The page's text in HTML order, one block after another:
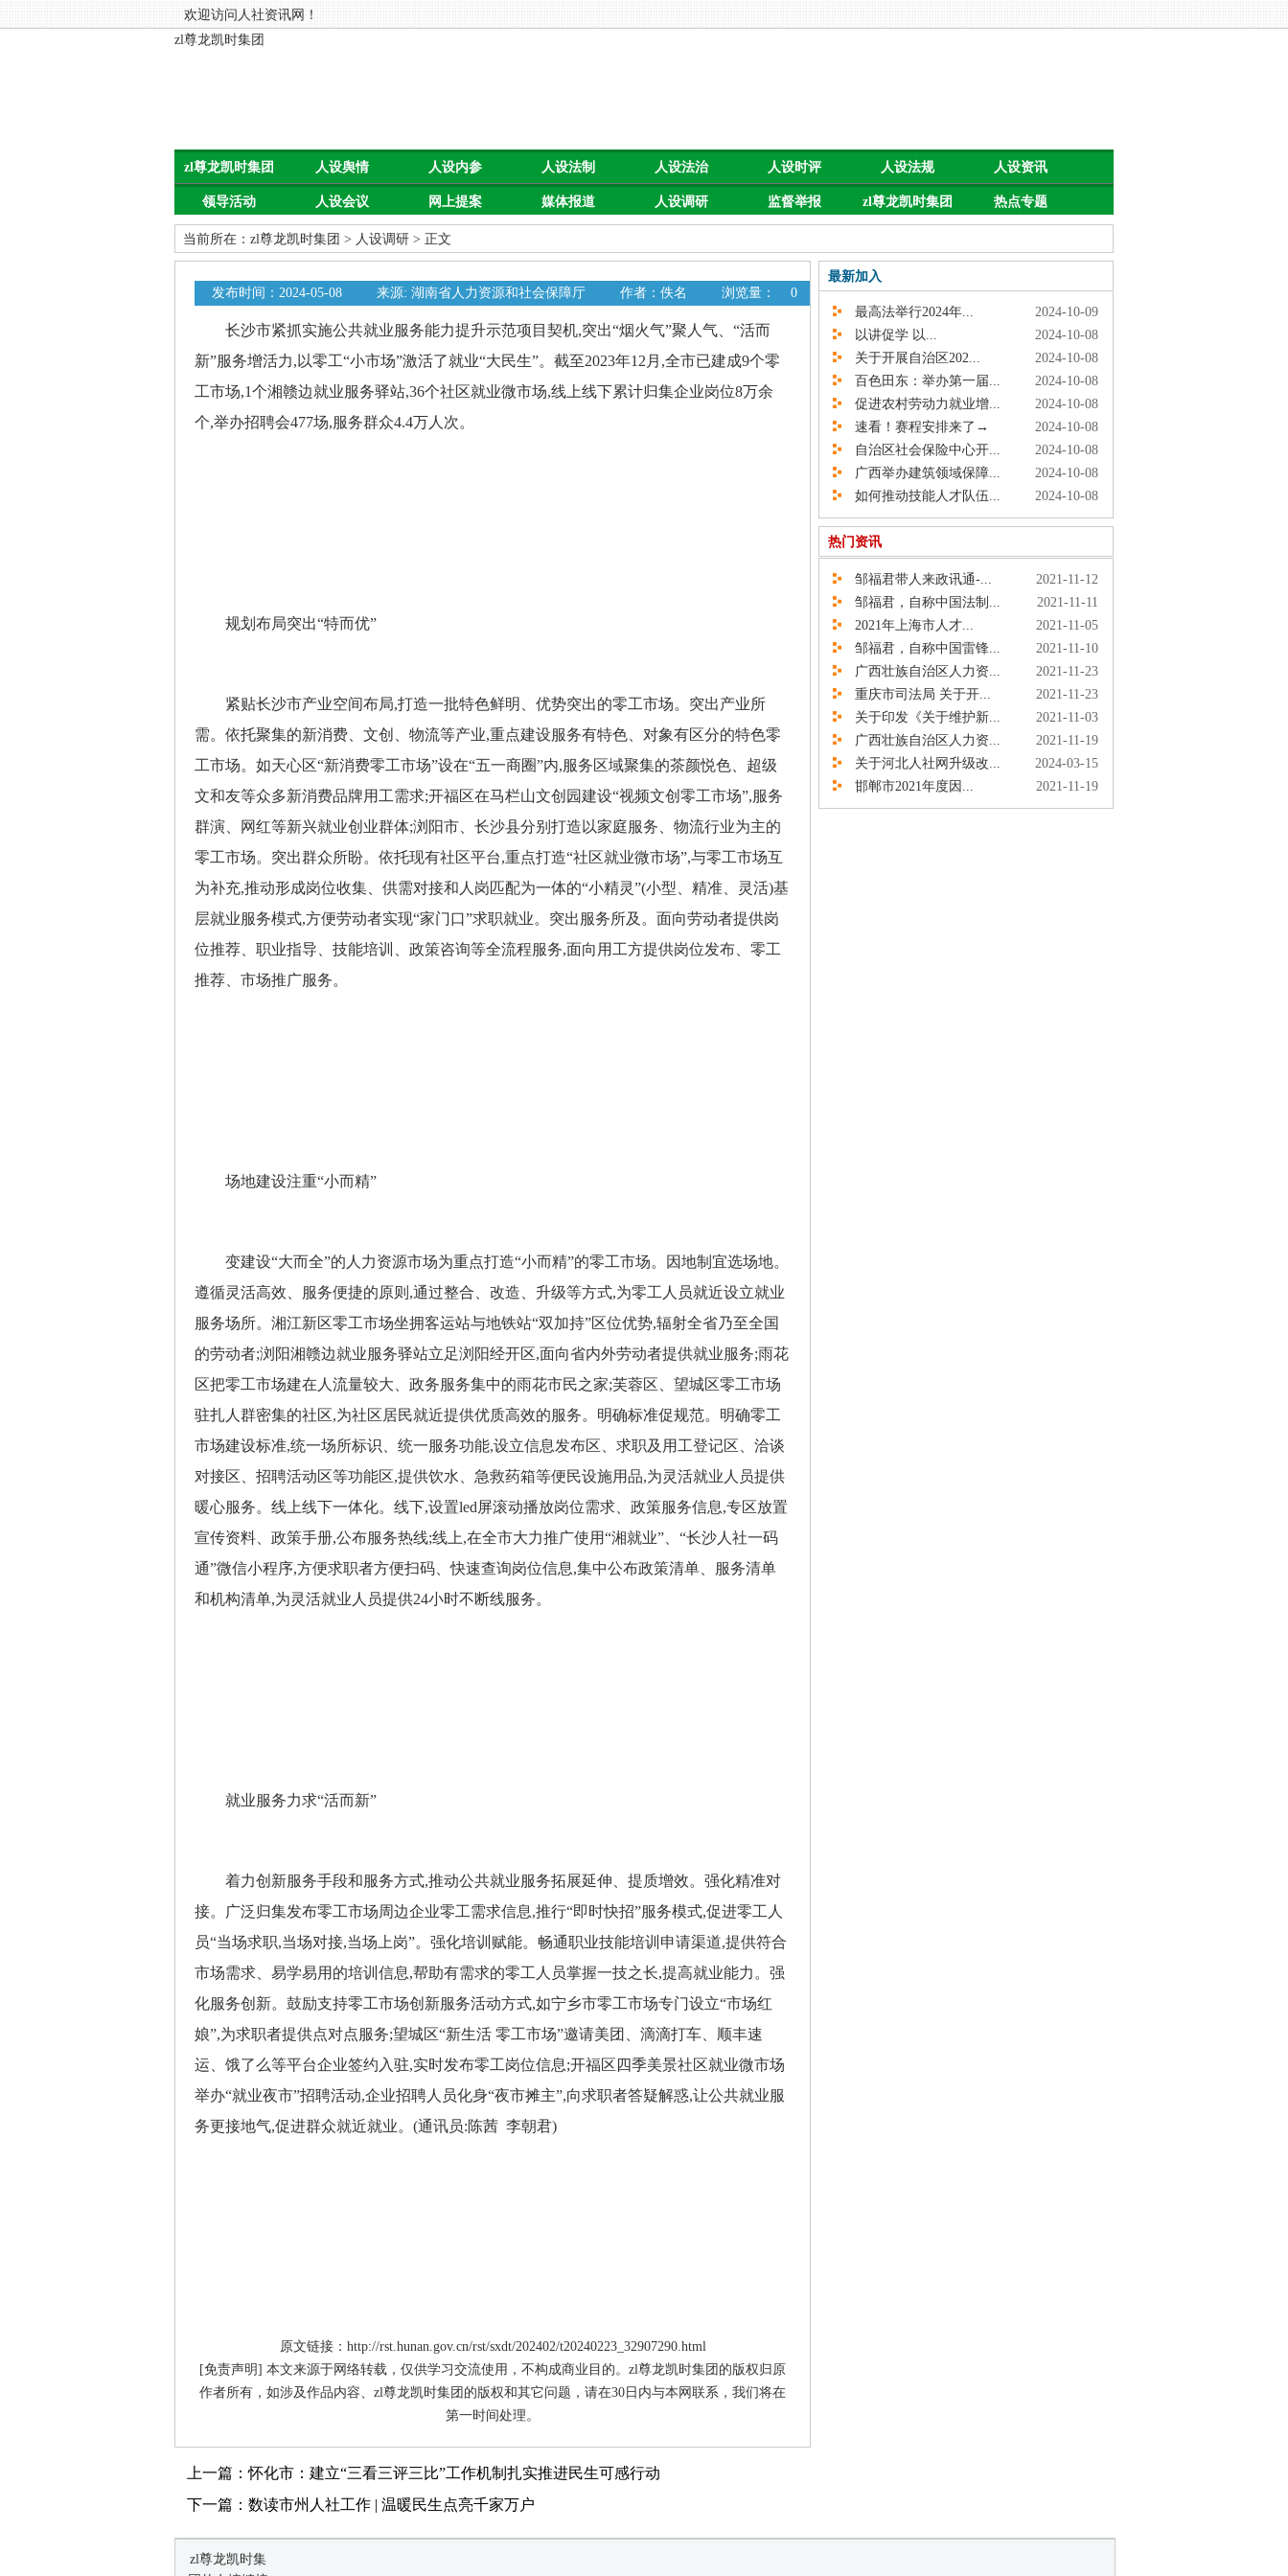
欢迎访问人社资讯网！
zl尊龙凯时集团
zl尊龙凯时集团 人设舆情 人设内参 人设法制 人设法治 人设时评 人设法规 人设资讯
领导活动 人设会议 网上提案 媒体报道 人设调研 监督举报 zl尊龙凯时集团 热点专题
当前所在： zl尊龙凯时集团 > 人设调研 > 正文
发布时间：2024-05-08 来源: 湖南省人力资源和社会保障厅 作者：佚名 浏览量： 0
长沙市紧抓实施公共就业服务能力提升示范项目契机,突出“烟火气”聚人气、“活而
新”服务增活力,以零工“小市场”激活了就业“大民生”。截至2023年12月,全市已建成9个零
工市场,1个湘赣边就业服务驿站,36个社区就业微市场,线上线下累计归集企业岗位8万余
个,举办招聘会477场,服务群众4.4万人次。
规划布局突出“特而优”
紧贴长沙市产业空间布局,打造一批特色鲜明、优势突出的零工市场。突出产业所
需。依托聚集的新消费、文创、物流等产业,重点建设服务有特色、对象有区分的特色零
工市场。如天心区“新消费零工市场”设在“五一商圈”内,服务区域聚集的茶颜悦色、超级
文和友等众多新消费品牌用工需求;开福区在马栏山文创园建设“视频文创零工市场”,服务
群演、网红等新兴就业创业群体;浏阳市、长沙县分别打造以家庭服务、物流行业为主的
零工市场。突出群众所盼。依托现有社区平台,重点打造“社区就业微市场”,与零工市场互
为补充,推动形成岗位收集、供需对接和人岗匹配为一体的“小精灵”(小型、精准、灵活)基
层就业服务模式,方便劳动者实现“家门口”求职就业。突出服务所及。面向劳动者提供岗
位推荐、职业指导、技能培训、政策咨询等全流程服务,面向用工方提供岗位发布、零工
推荐、市场推广服务。
场地建设注重“小而精”
变建设“大而全”的人力资源市场为重点打造“小而精”的零工市场。因地制宜选场地。
遵循灵活高效、服务便捷的原则,通过整合、改造、升级等方式,为零工人员就近设立就业
服务场所。湘江新区零工市场坐拥客运站与地铁站“双加持”区位优势,辐射全省乃至全国
的劳动者;浏阳湘赣边就业服务驿站立足浏阳经开区,面向省内外劳动者提供就业服务;雨花
区把零工市场建在人流量较大、政务服务集中的雨花市民之家;芙蓉区、望城区零工市场
驻扎人群密集的社区,为社区居民就近提供优质高效的服务。明确标准促规范。明确零工
市场建设标准,统一场所标识、统一服务功能,设立信息发布区、求职及用工登记区、洽谈
对接区、招聘活动区等功能区,提供饮水、急救药箱等便民设施用品,为灵活就业人员提供
暖心服务。线上线下一体化。线下,设置led屏滚动播放岗位需求、政策服务信息,专区放置
宣传资料、政策手册,公布服务热线;线上,在全市大力推广使用“湘就业”、“长沙人社一码
通”微信小程序,方便求职者方便扫码、快速查询岗位信息,集中公布政策清单、服务清单
和机构清单,为灵活就业人员提供24小时不断线服务。
就业服务力求“活而新”
着力创新服务手段和服务方式,推动公共就业服务拓展延伸、提质增效。强化精准对
接。广泛归集发布零工市场周边企业零工需求信息,推行“即时快招”服务模式,促进零工人
员“当场求职,当场对接,当场上岗”。强化培训赋能。畅通职业技能培训申请渠道,提供符合
市场需求、易学易用的培训信息,帮助有需求的零工人员掌握一技之长,提高就业能力。强
化服务创新。鼓励支持零工市场创新服务活动方式,如宁乡市零工市场专门设立“市场红
娘”,为求职者提供点对点服务;望城区“新生活 零工市场”邀请美团、滴滴打车、顺丰速
运、饿了么等平台企业签约入驻,实时发布零工岗位信息;开福区四季美景社区就业微市场
举办“就业夜市”招聘活动,企业招聘人员化身“夜市摊主”,向求职者答疑解惑,让公共就业服
务更接地气,促进群众就近就业。(通讯员:陈茜 李朝君)
原文链接：http://rst.hunan.gov.cn/rst/sxdt/202402/t20240223_32907290.html
[免责声明] 本文来源于网络转载，仅供学习交流使用，不构成商业目的。zl尊龙凯时集团的版权归原
作者所有，如涉及作品内容、zl尊龙凯时集团的版权和其它问题，请在30日内与本网联系，我们将在
第一时间处理。
上一篇：怀化市：建立“三看三评三比”工作机制扎实推进民生可感行动
下一篇：数读市州人社工作 | 温暖民生点亮千家万户
最新加入
最高法举行2024年...
2024-10-09
以讲促学 以...
2024-10-08
关于开展自治区202...
2024-10-08
百色田东：举办第一届...
2024-10-08
促进农村劳动力就业增...
2024-10-08
速看！赛程安排来了→
2024-10-08
自治区社会保险中心开...
2024-10-08
广西举办建筑领域保障...
2024-10-08
如何推动技能人才队伍...
2024-10-08
热门资讯
邹福君带人来政讯通-...
2021-11-12
邹福君，自称中国法制...
2021-11-11
2021年上海市人才...
2021-11-05
邹福君，自称中国雷锋...
2021-11-10
广西壮族自治区人力资...
2021-11-23
重庆市司法局 关于开...
2021-11-23
关于印发《关于维护新...
2021-11-03
广西壮族自治区人力资...
2021-11-19
关于河北人社网升级改...
2024-03-15
邯郸市2021年度因...
2021-11-19
zl尊龙凯时集